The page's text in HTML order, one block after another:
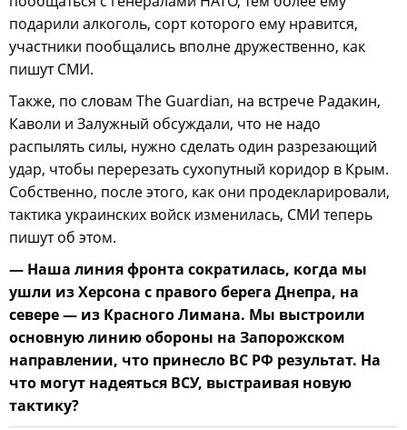
подарили алкоголь, сорт которого ему нравится,
участники пообщались вполне дружественно, как
пишут СМИ.
Также, по словам The Guardian, на встрече Радакин,
Каволи и Залужный обсуждали, что не надо
распылять силы, нужно сделать один разрезающий
удар, чтобы перерезать сухопутный коридор в Крым.
Собственно, после этого, как они продекларировали,
тактика украинских войск изменилась, СМИ теперь
пишут об этом.
— Наша линия фронта сократилась, когда мы
ушли из Херсона с правого берега Днепра, на
севере — из Красного Лимана. Мы выстроили
основную линию обороны на Запорожском
направлении, что принесло ВС РФ результат. На
что могут надеяться ВСУ, выстраивая новую
тактику?